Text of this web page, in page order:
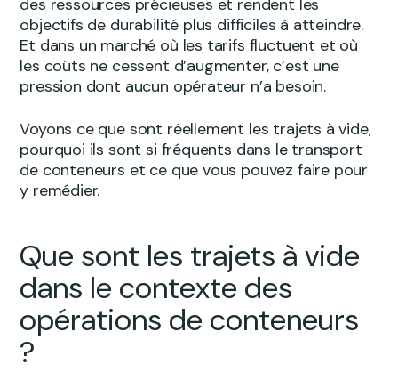
des ressources précieuses et rendent les
objectifs de durabilité plus difficiles à atteindre.
Et dans un marché où les tarifs fluctuent et où
les coûts ne cessent d’augmenter, c’est une
pression dont aucun opérateur n’a besoin.
Voyons ce que sont réellement les trajets à vide,
pourquoi ils sont si fréquents dans le transport
de conteneurs et ce que vous pouvez faire pour
y remédier.
Que sont les trajets à vide
dans le contexte des
opérations de conteneurs
?